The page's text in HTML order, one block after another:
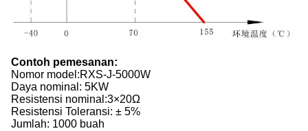
Contoh pemesanan:
Nomor model:RXS-J-5000W
Daya nominal: 5KW
Resistensi nominal:3×20Ω
Resistensi Toleransi: ± 5%
Jumlah: 1000 buah